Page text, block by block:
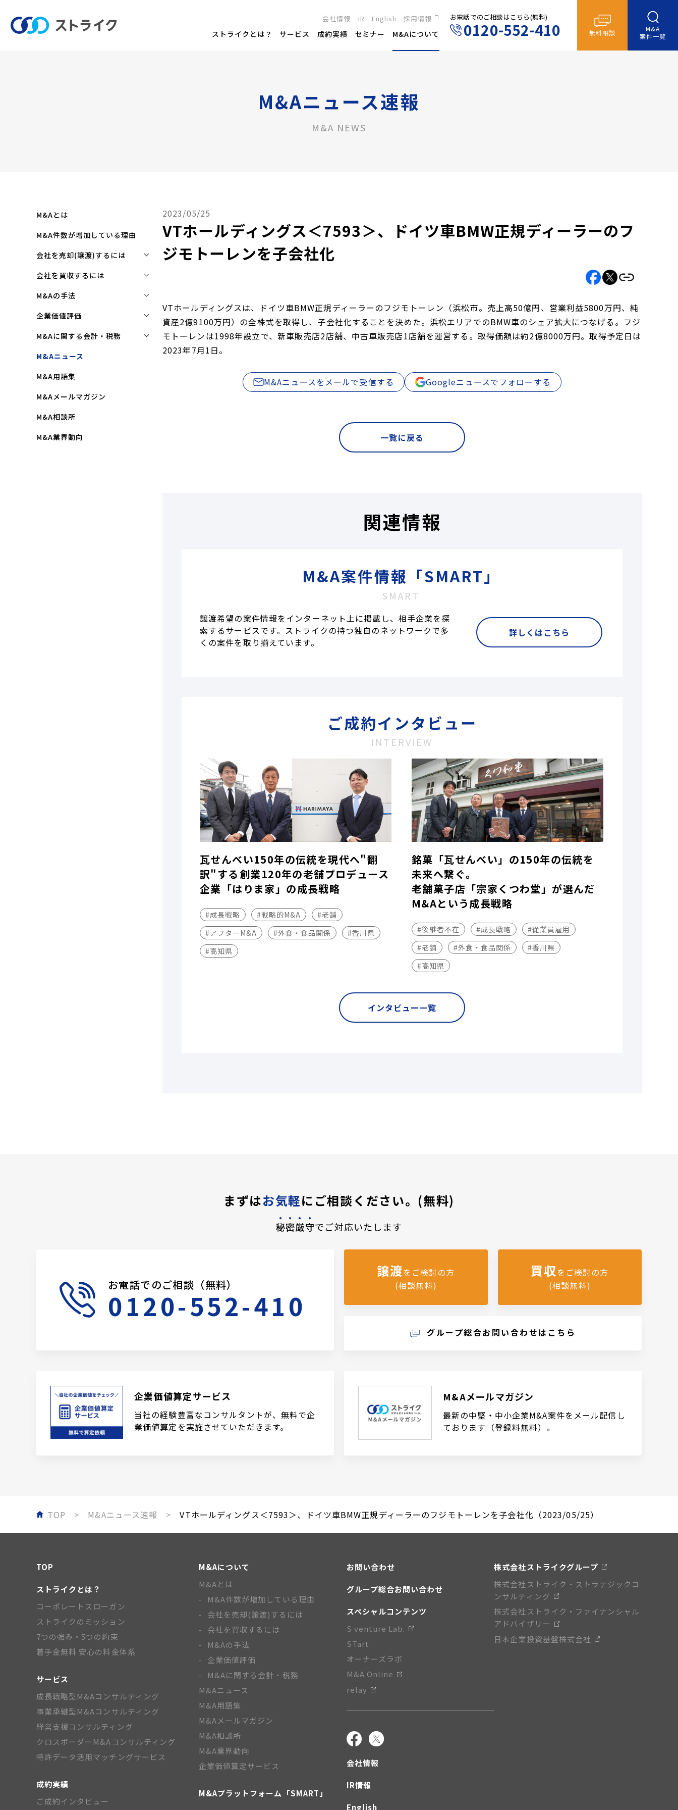
会社情報 IR English 採用情報
新卒採用
キャリア採用
ストライクとは？ サービス 成約実績 セミナー M&Aについて
お電話でのご相談はこちら(無料)
0120-552-410 無料相談
M&A
案件一覧
M&Aニュース速報
M&A NEWS
M&Aとは
M&A件数が増加している理由
会社を売却(譲渡)するには
会社を売却(譲渡)するには
M&Aで売れる会社の条件とは
M&Aで買い手はここを見る
会社を買収するには
会社を買収するには
企業買収を成功させるポイント
買収監査(デューディリジェン
ス)とは
クロージングと引継ぎ
企業買収の流れと手順
M&Aの手法
株式譲渡
第三者割当増資
資本業務提携
企業価値評価
企業価値評価(バリュエーショ
企業評価と売買価格の違い
中小企業M&Aにおける企業価値
ン)の算定方法
純資産法(コストアプローチ)
M&Aに関する会計・税務
株式譲渡にかかる税金(個人・
事業譲渡にかかる税金(個人・
法人)
M&Aにおける節税(役職退職金
スキーム)
赤字・債務超過会社の買収制限
M&Aニュース
M&A用語集
M&Aメールマガジン
M&A相談所
M&A業界動向
2023/05/25
VTホールディングス＜7593＞、ドイツ車BMW正規ディーラーのフ
ジモトーレンを子会社化
VTホールディングスは、ドイツ車BMW正規ディーラーのフジモトーレン（浜松市。売上高50億円、営業利益5800万円、純
資産2億9100万円）の全株式を取得し、子会社化することを決めた。浜松エリアでのBMW車のシェア拡大につなげる。フジ
モトーレンは1998年設立で、新車販売店2店舗、中古車販売店1店舗を運営する。取得価額は約2億8000万円。取得予定日は
2023年7月1日。
M&Aニュースをメールで受信する Googleニュースでフォローする
一覧に戻る
関連情報
M&A案件情報「SMART」
SMART
譲渡希望の案件情報をインターネット上に掲載し、相手企業を探
索するサービスです。ストライクの持つ独自のネットワークで多
くの案件を取り揃えています。
詳しくはこちら
ご成約インタビュー
INTERVIEW
瓦せんべい150年の伝統を現代へ"翻
訳"する――創業120年の老舗プロデュース
企業「はりま家」の成長戦略
#成長戦略 #戦略的M&A
#老舗
#アフターM&A
#外食・食品関係
#香川県
#高知県
銘菓「瓦せんべい」の150年の伝統を
未来へ繋ぐ。
老舗菓子店「宗家くつわ堂」が選んだ
M&Aという成長戦略
#後継者不在 #成長戦略
#従業員雇用
#老舗
#外食・食品関係
#香川県
#高知県
インタビュー一覧
まずはお気軽にご相談ください。(無料)
秘密厳守でご対応いたします
お電話でのご相談（無料）
0120-552-410
譲渡をご検討の方
(相談無料)
買収をご検討の方
(相談無料)
グループ総合お問い合わせはこちら
企業価値算定サービス
当社の経験豊富なコンサルタントが、無料で企
業価値算定を実施させていただきます。
M&Aメールマガジン
最新の中堅・中小企業M&A案件をメール配信し
ております（登録料無料）。
TOP M&Aニュース速報 VTホールディングス＜7593＞、ドイツ車BMW正規ディーラーのフジモトーレンを子会社化（2023/05/25）
TOP
ストライクとは？
コーポレートスローガン
ストライクのミッション
7つの強み・5つの約束
着手金無料 安心の料金体系
サービス
成長戦略型M&Aコンサルティング
事業承継型M&Aコンサルティング
経営支援コンサルティング
クロスボーダーM&Aコンサルティング
特許データ活用マッチングサービス
成約実績
ご成約インタビュー
M&Aについて
M&Aとは
M&A件数が増加している理由
会社を売却(譲渡)するには
会社を買収するには
M&Aの手法
企業価値評価
M&Aに関する会計・税務
M&Aニュース
M&A用語集
M&Aメールマガジン
M&A相談所
M&A業界動向
企業価値算定サービス
M&Aプラットフォーム「SMART」
お問い合わせ
グループ総合お問い合わせ
スペシャルコンテンツ
S venture Lab.
STart
オーナーズラボ
M&A Online
relay
会社情報
IR情報
English
株式会社ストライクグループ
株式会社ストライク・ストラテジックコ
ンサルティング
株式会社ストライク・ファイナンシャル
アドバイザリー
日本企業投資基盤株式会社